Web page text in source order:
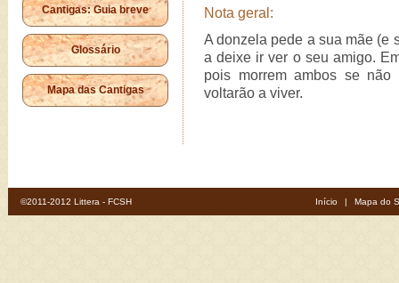
Cantigas: Guia breve
Glossário
Mapa das Cantigas
Nota geral:
A donzela pede a sua mãe (e
a deixe ir ver o seu amigo.
pois morrem ambos se
voltarão a viver.
©2011-2012 Littera - FCSH Início | Mapa do